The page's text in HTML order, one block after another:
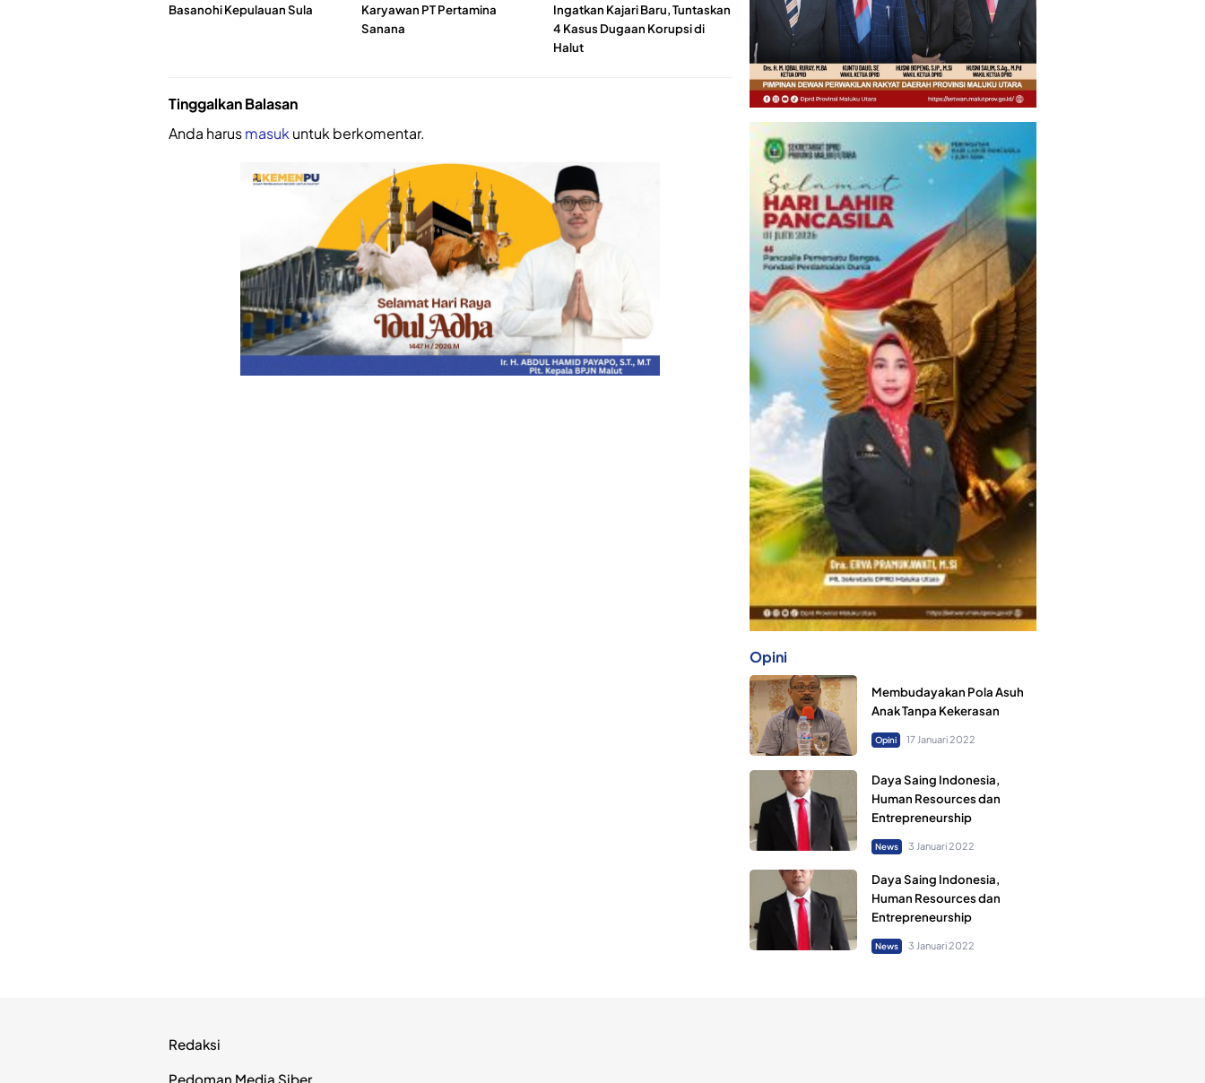
Basanohi Kepulauan Sula
Karyawan PT Pertamina
Sanana
Ingatkan Kajari Baru, Tuntaskan
4 Kasus Dugaan Korupsi di
Halut
Tinggalkan Balasan
Anda harusmasuk untuk berkomentar.
Opini
Membudayakan Pola Asuh
Anak Tanpa Kekerasan
Opini 17 Januari 2022
Daya Saing Indonesia,
Human Resources dan
Entrepreneurship
News 3 Januari 2022
Daya Saing Indonesia,
Human Resources dan
Entrepreneurship
News 3 Januari 2022
Redaksi
Pedoman Media Siber